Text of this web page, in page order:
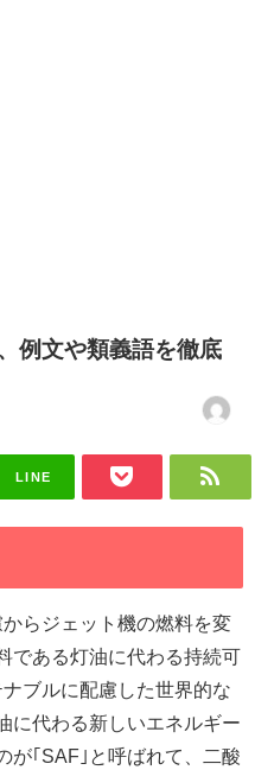
例文や類義語を徹底
LINE
からジェット機の燃料を変
である灯油に代わる持続可
ブルに配慮した世界的な
に代わる新しいエネルギー
が｢SAF｣と呼ばれて、二酸